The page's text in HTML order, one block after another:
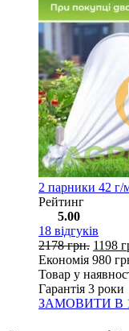
2 парники 42 г/
Рейтинг
5.00
18 відгуків
2178грн. 1198
Економія 980
Товар у
Гарантія 3 роки
ЗАМОВИТИ В